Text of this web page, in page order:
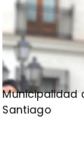
Municipalidad
Santiago